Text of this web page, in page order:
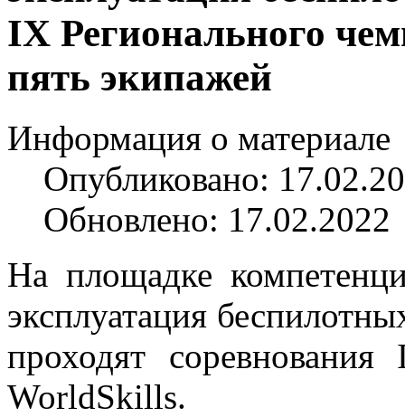
IX Регионального
пять экипажей
Информация о материале
Опубликовано:
Обновлено: 17.02.2022
На площадке
эксплуатация
проходят
WorldSkills.